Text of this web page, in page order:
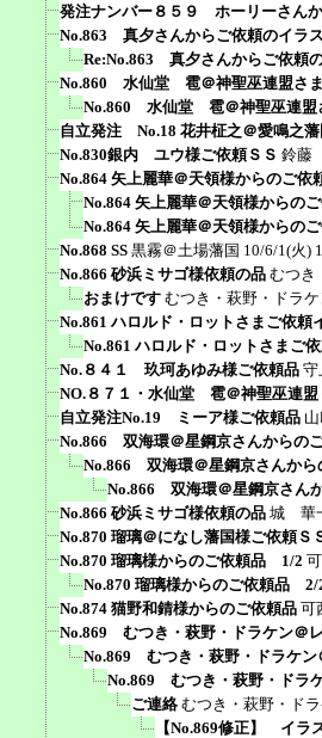
発注ナンバー８５９ ホーリーさん
No.863 真夕さんからご依頼のイラ
Re:No.863 真夕さんからご依頼
No.860 水仙堂 雹＠神聖巫連盟さま
No.860 水仙堂 雹＠神聖巫連盟
自立発注 No.18 花井柾之＠愛鳴之
No.830銀内 ユウ様ご依頼ＳＳ 鈴藤
No.864 矢上麗華＠天領様からのご依
No.864 矢上麗華＠天領様からの
No.864 矢上麗華＠天領様からの
No.868 SS 黒霧＠土場藩国 10/6/1(火)
No.866 砂浜ミサゴ様依頼の品 むつき
おまけです むつき・萩野・ドラ
No.861 ハロルド・ロットさまご依頼
No.861 ハロルド・ロットさまご
No.８４１ 玖珂あゆみ様ご依頼品 守
NO.８７１・水仙堂 雹＠神聖巫連盟
自立発注No.19 ミーア様ご依頼品
No.866 双海環＠星鋼京さんからの
No.866 双海環＠星鋼京さんから
No.866 双海環＠星鋼京さん
No.866 砂浜ミサゴ様依頼の品 城 華
No.870 瑠璃＠になし藩国様ご依頼Ｓ
No.870 瑠璃様からのご依頼品 1/2
No.870 瑠璃様からのご依頼品 2/
No.874 猫野和錆様からのご依頼品 可
No.869 むつき・萩野・ドラケン＠
No.869 むつき・萩野・ドラケン
No.869 むつき・萩野・ドラ
ご連絡 むつき・萩野・ド
【No.869修正】 イラ